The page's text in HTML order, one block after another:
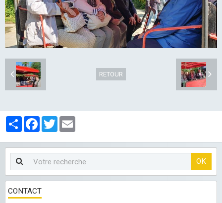
LES CLUBS
RETOUR
PartagerFacebook
Twitter
OK
CONTACT